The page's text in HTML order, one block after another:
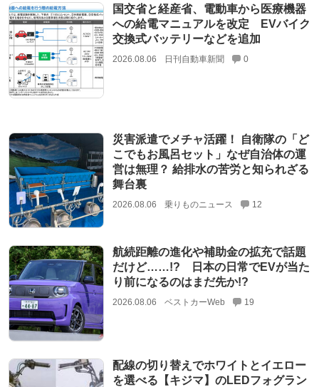
国交省と経産省、電動車から医療機器
への給電マニュアルを改定 EVバイク
交換式バッテリーなどを追加
2026.08.06 日刊自動車新聞 0
災害派遣でメチャ活躍！ 自衛隊の「ど
こでもお風呂セット」なぜ自治体の運
営は無理？ 給排水の苦労と知られざる
舞台裏
2026.08.06 乗りものニュース 12
航続距離の進化や補助金の拡充で話題
だけど……!? 日本の日常でEVが当た
り前になるのはまだ先か!?
2026.08.06 ベストカーWeb 19
配線の切り替えでホワイトとイエロー
を選べる【キジマ】のLEDフォグラン